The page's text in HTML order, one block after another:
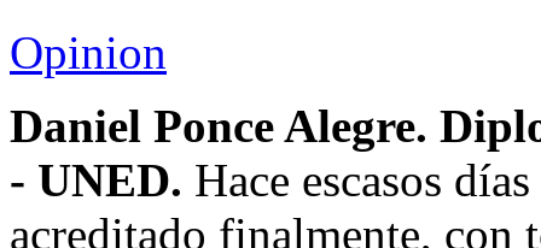
Opinion
Daniel Ponce Alegre.
- UNED. Hace escasos
acreditado finalmente, con